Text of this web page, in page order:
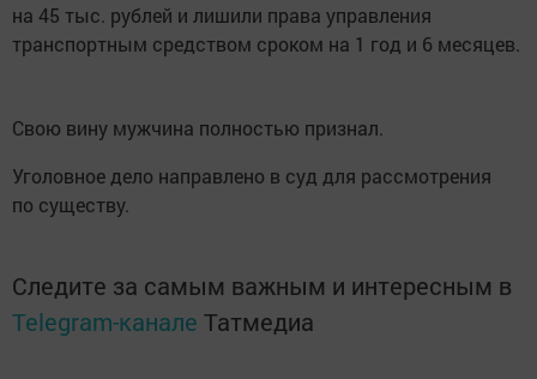
на 45 тыс. рублей и лишили права управления
транспортным средством сроком на 1 год и 6 месяцев.
Свою вину мужчина полностью признал.
Уголовное дело направлено в суд для рассмотрения
по существу.
Следите за самым важным и интересным в
Telegram-канале Татмедиа